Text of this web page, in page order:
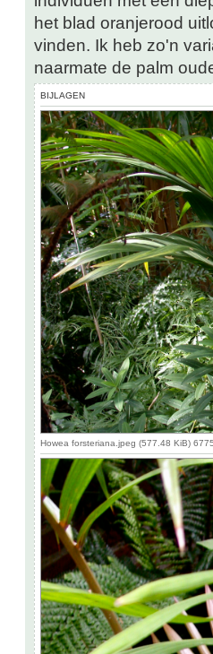
het blad oranjerood
vinden. Ik heb zo'n
naarmate de palm
BIJLAGEN
Howea forsteriana.jpeg (577.48 KiB)